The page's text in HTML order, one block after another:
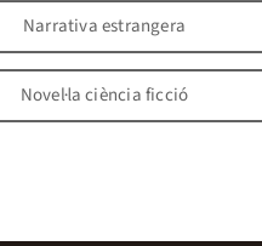
Narrativa estrangera
Novel·la ciència ficció